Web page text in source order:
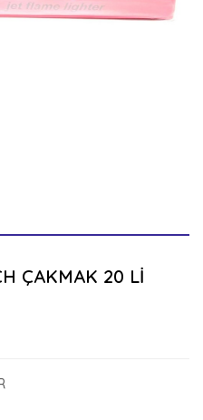
ÇAKMAK 20 Lİ